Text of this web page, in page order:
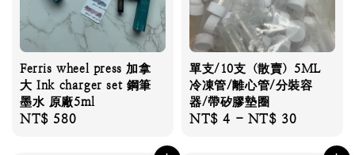
Ferris wheel press 加拿
大 Ink charger set 鋼筆
墨水 原廠5ml
Regular
NT$ 580
單支/10支（散賣）5ML
冷凍管/離心管/分裝容
器/帶矽膠墊圈
Regular
NT$ 4 - NT$ 30